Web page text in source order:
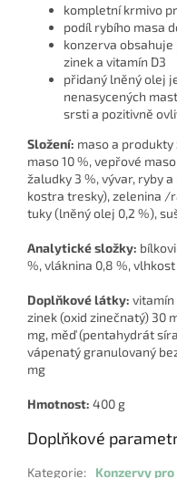
kompletní krmivo
podíl rybího masa
konzerva
zinek a vitamín D3
přidaný lněný olej
nenasycených
srsti a pozitivně
Složení: maso a produkty
maso 10 %, vepřové
žaludky 3 %, vývar, ryby
kostra tresky), zelenina /
tuky (lněný olej 0,2 %),
Analytické složky:
%, vláknina 0,8 %,
Doplňkové látky: vitamín
zinek (oxid zinečnatý) 30
mg, měď (pentahydrát
vápenatý granulovaný
mg
Hmotnost: 400 g
Doplňkové
Kategorie:
Konzervy